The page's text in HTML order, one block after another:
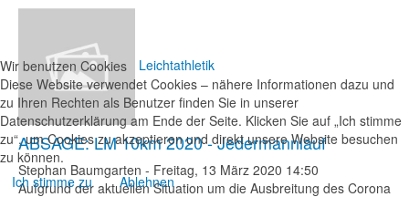
Leichtathletik
ABSAGE: LM 10km 2020 - Jedermannlauf
Stephan Baumgarten - Freitag, 13 März 2020 14:50
Aufgrund der aktuellen Situation um die Ausbreitung des Corona
Wir benutzen Cookies
Diese Website verwendet Cookies – nähere Informationen dazu und
zu Ihren Rechten als Benutzer finden Sie in unserer
Datenschutzerklärung am Ende der Seite. Klicken Sie auf „Ich stimme
zu“, um Cookies zu akzeptieren und direkt unsere Website besuchen
zu können.
Ich stimme zu
Ablehnen